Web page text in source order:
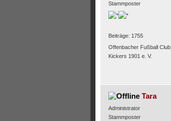
Stammposter
Beiträge: 1755
Offenbacher Fußball Club
Kickers 1901 e. V.
Tara
Administrator
Stammposter